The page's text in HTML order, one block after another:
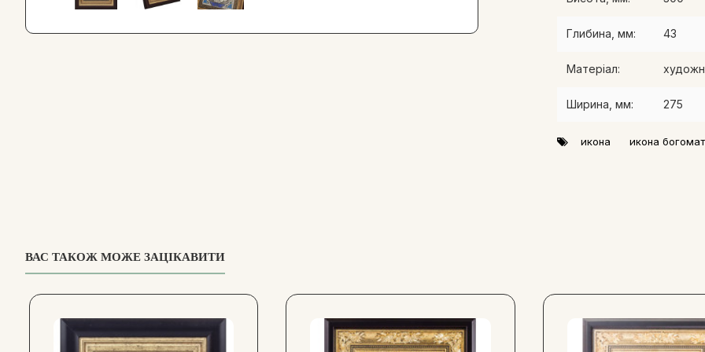
іконою Богородиці, від
виник монастир.
Глибина, мм: 43
Матеріал:
Ширина, мм: 275
икона икона
ВАС ТАКОЖ МОЖЕ ЗАЦІКАВИТИ